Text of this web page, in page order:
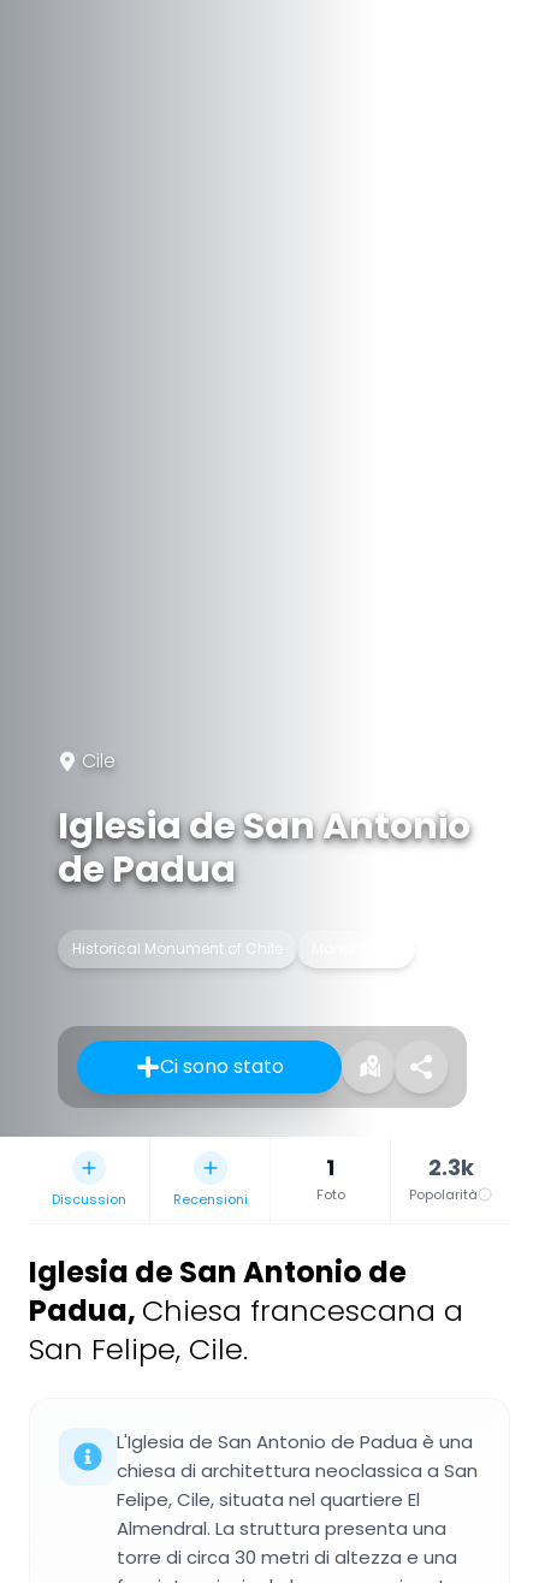
Cile
Iglesia de San Antonio
de Padua
Historical Monument of Chile
Ci sono stato
Discussion Recensioni
1
Foto
2.3k
Popolarità
Iglesia de San Antonio de
Padua, Chiesa francescana a
San Felipe, Cile.
L'Iglesia de San Antonio de Padua è una
chiesa di architettura neoclassica a San
Felipe, Cile, situata nel quartiere El
Almendral. La struttura presenta una
torre di circa 30 metri di altezza e una